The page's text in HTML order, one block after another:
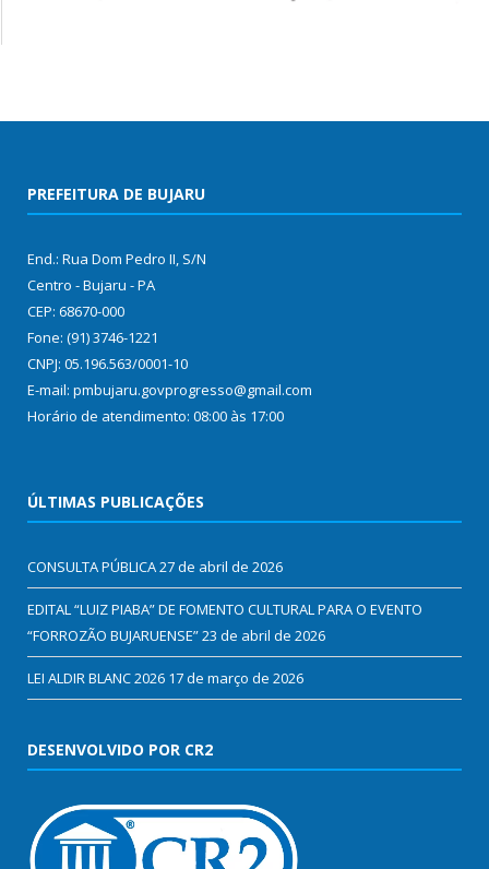
PREFEITURA DE BUJARU
End.: Rua Dom Pedro II, S/N
Centro - Bujaru - PA
CEP: 68670-000
Fone: (91) 3746-1221
CNPJ: 05.196.563/0001-10
E-mail: pmbujaru.govprogresso@gmail.com
Horário de atendimento: 08:00 às 17:00
ÚLTIMAS PUBLICAÇÕES
CONSULTA PÚBLICA27 de abril de 2026
EDITAL “LUIZ PIABA” DE FOMENTO CULTURAL PARA O EVENTO
“FORROZÃO BUJARUENSE”23 de abril de 2026
LEI ALDIR BLANC 2026 17 de março de 2026
DESENVOLVIDO POR CR2